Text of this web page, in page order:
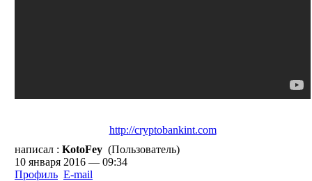
http://cryptobankint.com
написал : KotoFey (Пользователь)
10 января 2016 — 09:34
Профиль E-mail